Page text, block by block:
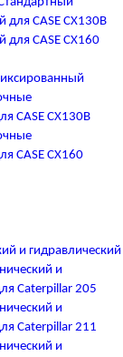
для CASE CX130B
для CASE CX160
CASE CX130B
CASE CX160
и гидравлический
и
Caterpillar 205
и
Caterpillar 211
и